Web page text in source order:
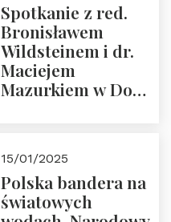
Spotkanie z red.
Bronisławem
Wildsteinem i dr.
Maciejem
Mazurkiem w Domu
Prowadzi prof.
Zbigniew
Stawrowski
15/01/2025
Polska bandera na
światowych